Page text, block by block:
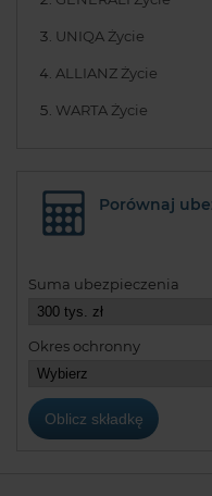
UNIQA Życie
ALLIANZ Życie
WARTA Życie
Porównaj
Suma ubezpieczenia
Okres ochronny